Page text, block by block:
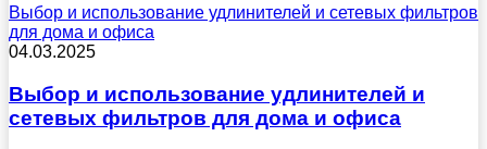
Выбор и использование удлинителей и сетевых фильтров
для дома и офиса
04.03.2025
Выбор и использование удлинителей и
сетевых фильтров для дома и офиса